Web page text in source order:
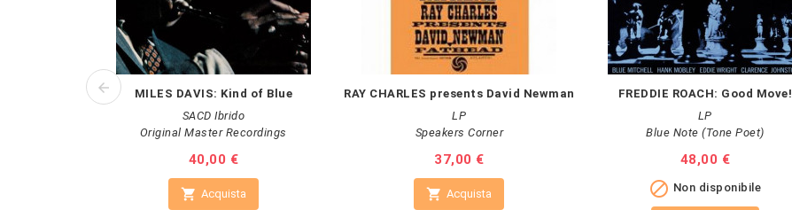
MILES DAVIS: Kind of Blue
SACD Ibrido
Original Master Recordings
Prezzo
40,00 €
 Acquista
RAY CHARLES presents David Newman
LP
Speakers Corner
Prezzo
37,00 €
 Acquista
FREDDIE ROACH: Good Move!
LP
Blue Note (Tone Poet)
Prezzo
48,00 €
 Non disponibile